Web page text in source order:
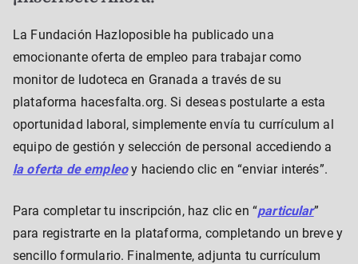
La Fundación Hazloposible ha publicado una
emocionante oferta de empleo para trabajar como
monitor de ludoteca en Granada a través de su
plataforma hacesfalta.org. Si deseas postularte a esta
oportunidad laboral, simplemente envía tu currículum al
equipo de gestión y selección de personal accediendo a
la oferta de empleoy haciendo clic en “enviar interés”.
Para completar tu inscripción, haz clic en “particular”
para registrarte en la plataforma, completando un breve y
sencillo formulario. Finalmente, adjunta tu currículum